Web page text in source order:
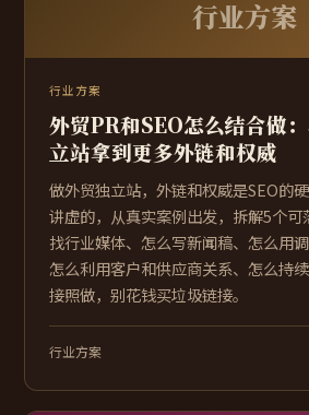
行业方案
行业方案
外贸PR和SEO怎么结合做
立站拿到更多外链和权威
做外贸独立站，外链和权威是SEO的
讲虚的，从真实案例出发，拆解5个可
找行业媒体、怎么写新闻稿、怎么用调
怎么利用客户和供应商关系、怎么持
接照做，别花钱买垃圾链接。
行业方案